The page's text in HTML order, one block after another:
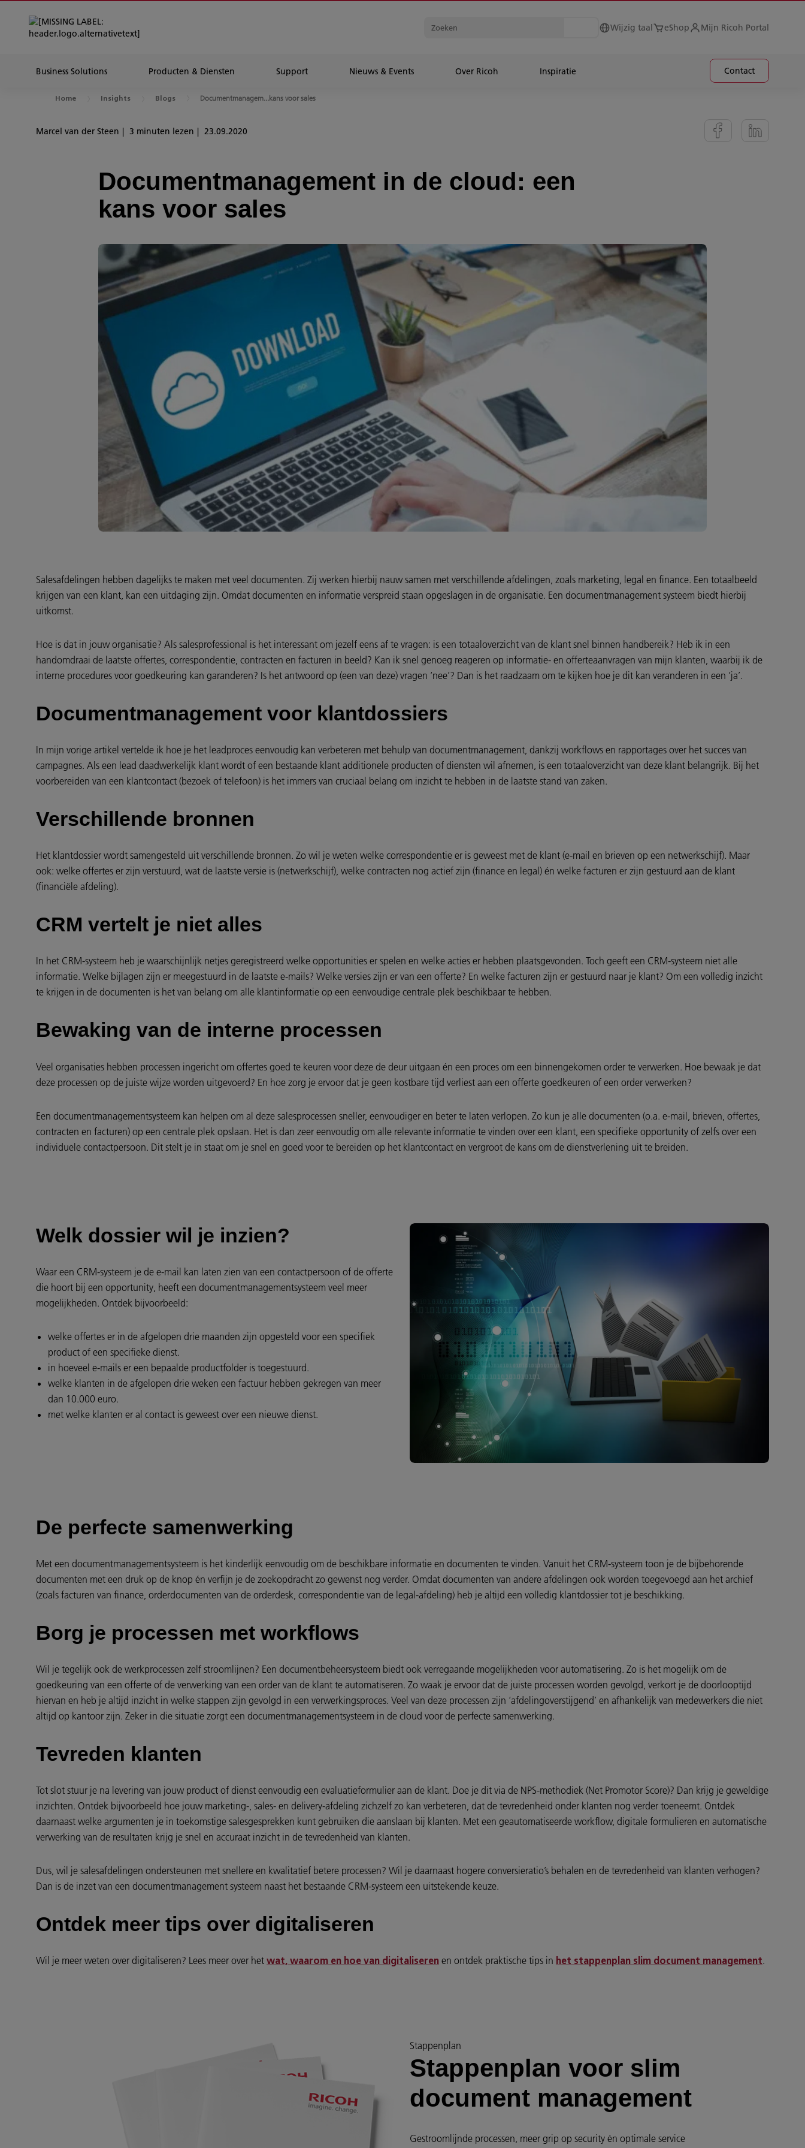
Wijzig taal eShop Mijn Ricoh Portal
Business Solutions Producten & Diensten Support Nieuws & Events Over Ricoh Inspiratie Contact
Home Insights Blogs Documentmanagem...kans voor sales
Marcel van der Steen 3 minuten lezen 23.09.2020
Documentmanagement in de cloud: een
kans voor sales
Salesafdelingen hebben dagelijks te maken met veel documenten. Zij werken hierbij nauw samen met verschillende afdelingen, zoals marketing, legal en finance. Een totaalbeeld
krijgen van een klant, kan een uitdaging zijn. Omdat documenten en informatie verspreid staan opgeslagen in de organisatie. Een documentmanagement systeem biedt hierbij
uitkomst.
Hoe is dat in jouw organisatie? Als salesprofessional is het interessant om jezelf eens af te vragen: is een totaaloverzicht van de klant snel binnen handbereik? Heb ik in een
handomdraai de laatste offertes, correspondentie, contracten en facturen in beeld? Kan ik snel genoeg reageren op informatie- en offerteaanvragen van mijn klanten, waarbij ik de
interne procedures voor goedkeuring kan garanderen? Is het antwoord op (een van deze) vragen ‘nee’? Dan is het raadzaam om te kijken hoe je dit kan veranderen in een ‘ja’.
Documentmanagement voor klantdossiers
In mijn vorige artikel vertelde ik hoe je het leadproces eenvoudig kan verbeteren met behulp van documentmanagement, dankzij workflows en rapportages over het succes van
campagnes. Als een lead daadwerkelijk klant wordt of een bestaande klant additionele producten of diensten wil afnemen, is een totaaloverzicht van deze klant belangrijk. Bij het
voorbereiden van een klantcontact (bezoek of telefoon) is het immers van cruciaal belang om inzicht te hebben in de laatste stand van zaken.
Verschillende bronnen
Het klantdossier wordt samengesteld uit verschillende bronnen. Zo wil je weten welke correspondentie er is geweest met de klant (e-mail en brieven op een netwerkschijf). Maar
ook: welke offertes er zijn verstuurd, wat de laatste versie is (netwerkschijf), welke contracten nog actief zijn (finance en legal) én welke facturen er zijn gestuurd aan de klant
(financiële afdeling).
CRM vertelt je niet alles
In het CRM-systeem heb je waarschijnlijk netjes geregistreerd welke opportunities er spelen en welke acties er hebben plaatsgevonden. Toch geeft een CRM-systeem niet alle
informatie. Welke bijlagen zijn er meegestuurd in de laatste e-mails? Welke versies zijn er van een offerte? En welke facturen zijn er gestuurd naar je klant? Om een volledig inzicht
te krijgen in de documenten is het van belang om alle klantinformatie op een eenvoudige centrale plek beschikbaar te hebben.
Bewaking van de interne processen
Veel organisaties hebben processen ingericht om offertes goed te keuren voor deze de deur uitgaan én een proces om een binnengekomen order te verwerken. Hoe bewaak je dat
deze processen op de juiste wijze worden uitgevoerd? En hoe zorg je ervoor dat je geen kostbare tijd verliest aan een offerte goedkeuren of een order verwerken?
Een documentmanagementsysteem kan helpen om al deze salesprocessen sneller, eenvoudiger en beter te laten verlopen. Zo kun je alle documenten (o.a. e-mail, brieven, offertes,
contracten en facturen) op een centrale plek opslaan. Het is dan zeer eenvoudig om alle relevante informatie te vinden over een klant, een specifieke opportunity of zelfs over een
individuele contactpersoon. Dit stelt je in staat om je snel en goed voor te bereiden op het klantcontact en vergroot de kans om de dienstverlening uit te breiden.
Welk dossier wil je inzien?
Waar een CRM-systeem je de e-mail kan laten zien van een contactpersoon of de offerte
die hoort bij een opportunity, heeft een documentmanagementsysteem veel meer
mogelijkheden. Ontdek bijvoorbeeld:
welke offertes er in de afgelopen drie maanden zijn opgesteld voor een specifiek
product of een specifieke dienst.
in hoeveel e-mails er een bepaalde productfolder is toegestuurd.
welke klanten in de afgelopen drie weken een factuur hebben gekregen van meer
dan 10.000 euro.
met welke klanten er al contact is geweest over een nieuwe dienst.
De perfecte samenwerking
Met een documentmanagementsysteem is het kinderlijk eenvoudig om de beschikbare informatie en documenten te vinden. Vanuit het CRM-systeem toon je de bijbehorende
documenten met een druk op de knop én verfijn je de zoekopdracht zo gewenst nog verder. Omdat documenten van andere afdelingen ook worden toegevoegd aan het archief
(zoals facturen van finance, orderdocumenten van de orderdesk, correspondentie van de legal-afdeling) heb je altijd een volledig klantdossier tot je beschikking.
Borg je processen met workflows
Wil je tegelijk ook de werkprocessen zelf stroomlijnen? Een documentbeheersysteem biedt ook verregaande mogelijkheden voor automatisering. Zo is het mogelijk om de
goedkeuring van een offerte of de verwerking van een order van de klant te automatiseren. Zo waak je ervoor dat de juiste processen worden gevolgd, verkort je de doorlooptijd
hiervan en heb je altijd inzicht in welke stappen zijn gevolgd in een verwerkingsproces. Veel van deze processen zijn ‘afdelingoverstijgend’ en afhankelijk van medewerkers die niet
altijd op kantoor zijn. Zeker in die situatie zorgt een documentmanagementsysteem in de cloud voor de perfecte samenwerking.
Tevreden klanten
Tot slot stuur je na levering van jouw product of dienst eenvoudig een evaluatieformulier aan de klant. Doe je dit via de NPS-methodiek (Net Promotor Score)? Dan krijg je geweldige
inzichten. Ontdek bijvoorbeeld hoe jouw marketing-, sales- en delivery-afdeling zichzelf zo kan verbeteren, dat de tevredenheid onder klanten nog verder toeneemt. Ontdek
daarnaast welke argumenten je in toekomstige salesgesprekken kunt gebruiken die aanslaan bij klanten. Met een geautomatiseerde workflow, digitale formulieren en automatische
verwerking van de resultaten krijg je snel en accuraat inzicht in de tevredenheid van klanten.
Dus, wil je salesafdelingen ondersteunen met snellere en kwalitatief betere processen? Wil je daarnaast hogere conversieratio’s behalen en de tevredenheid van klanten verhogen?
Dan is de inzet van een documentmanagement systeem naast het bestaande CRM-systeem een uitstekende keuze.
Ontdek meer tips over digitaliseren
Wil je meer weten over digitaliseren? Lees meer over het wat, waarom en hoe van digitaliseren en ontdek praktische tips in het stappenplan slim document management.
Stappenplan
Stappenplan voor slim
document management
Gestroomlijnde processen, meer grip op security én optimale service